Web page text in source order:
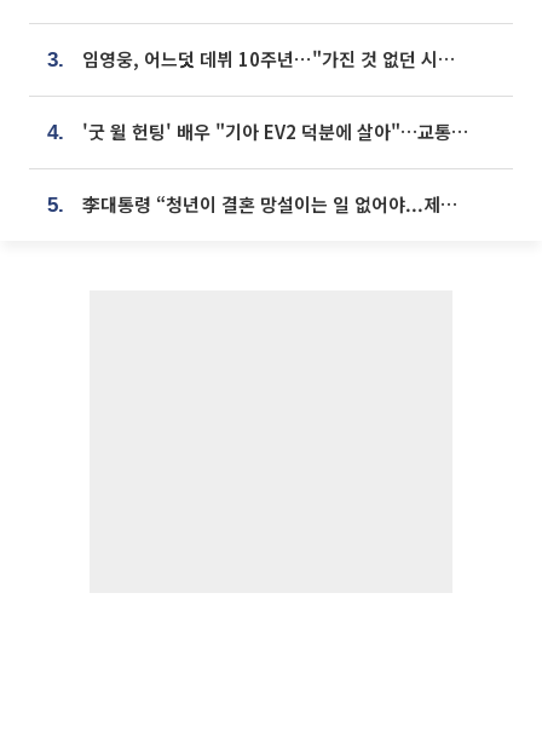
3. 임영웅, 어느덧 데뷔 10주년⋯"가진 것 없던 시절, 내 앞엔 20명의 팬뿐"
4. '굿 윌 헌팅' 배우 "기아 EV2 덕분에 살아"…교통사고 후 안전성 극찬
5. 李대통령 “청년이 결혼 망설이는 일 없어야...제도상 불이익 조사”